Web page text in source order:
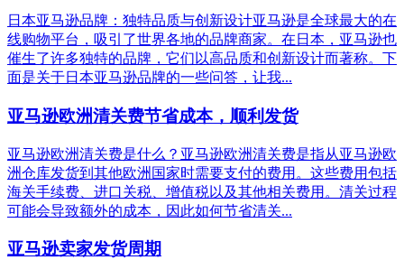
日本亚马逊品牌：独特品质与创新设计亚马逊是全球最大的在
线购物平台，吸引了世界各地的品牌商家。在日本，亚马逊也
催生了许多独特的品牌，它们以高品质和创新设计而著称。下
面是关于日本亚马逊品牌的一些问答，让我...
亚马逊欧洲清关费节省成本，顺利发货
亚马逊欧洲清关费是什么？亚马逊欧洲清关费是指从亚马逊欧
洲仓库发货到其他欧洲国家时需要支付的费用。这些费用包括
海关手续费、进口关税、增值税以及其他相关费用。清关过程
可能会导致额外的成本，因此如何节省清关...
亚马逊卖家发货周期